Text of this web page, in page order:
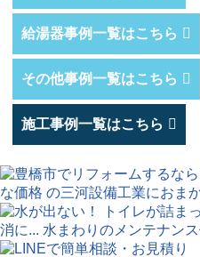
給湯器事例一覧はこちら
その他事例一覧はこちら
施工事例一覧はこちら